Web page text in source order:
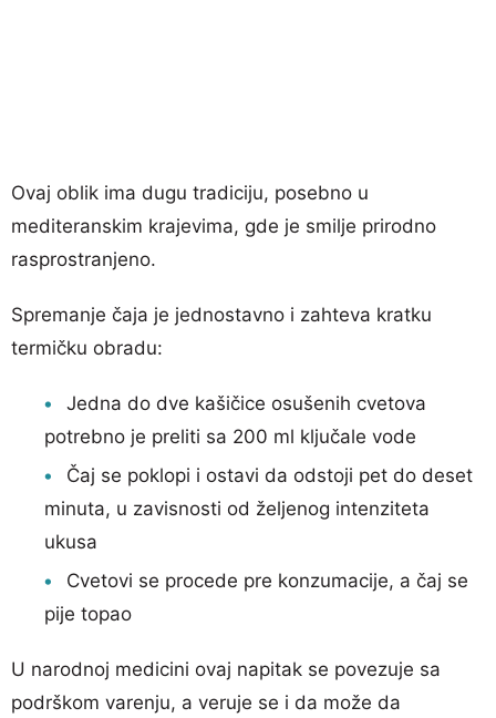
Ovaj oblik ima dugu tradiciju, posebno u
mediteranskim krajevima, gde je smilje prirodno
rasprostranjeno.
Spremanje čaja je jednostavno i zahteva kratku
termičku obradu:
Jedna do dve kašičice osušenih cvetova
potrebno je preliti sa 200 ml ključale vode
Čaj se poklopi i ostavi da odstoji pet do deset
minuta, u zavisnosti od željenog intenziteta
ukusa
Cvetovi se procedе pre konzumacije, a čaj se
pije topao
U narodnoj medicini ovaj napitak se povezuje sa
podrškom varenju, a veruje se i da može da